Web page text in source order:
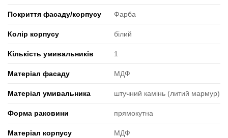
Покриття фасаду/корпусу Фарба
Колір корпусу білий
Кількість умивальників 1
Матеріал фасаду МДФ
Матеріал умивальника штучний камінь (литий мармур)
Форма раковини прямокутна
Матеріал корпусу МДФ